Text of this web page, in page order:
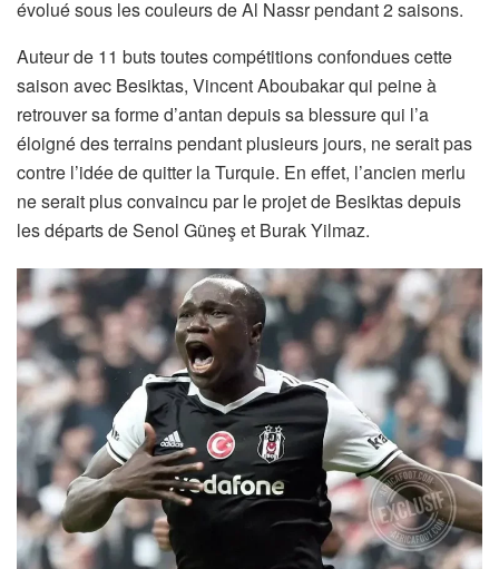
évolué sous les couleurs de Al Nassr pendant 2 saisons.
Auteur de 11 buts toutes compétitions confondues cette
saison avec Besiktas, Vincent Aboubakar qui peine à
retrouver sa forme d’antan depuis sa blessure qui l’a
éloigné des terrains pendant plusieurs jours, ne serait pas
contre l’idée de quitter la Turquie. En effet, l’ancien merlu
ne serait plus convaincu par le projet de Besiktas depuis
les départs de Senol Güneş et Burak Yilmaz.